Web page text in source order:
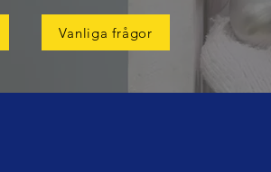
Vanliga frågor